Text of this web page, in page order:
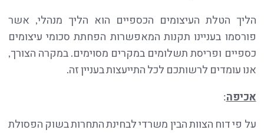
הליך הטלת העיצומים הכספיים הוא הליך מנהלי, אשר
פורסמו בעניינו תקנות המאפשרות הפחתת סכומי עיצומים
כספיים ופריסת תשלומים במקרים מסוימים. במקרה הצורך,
אנו עומדים לרשותכם לכל התייעצות בעניין זה.
אכיפה:
על פי דוח הצוות הבין משרדי לבחינת התחרות בשוק הפסולת